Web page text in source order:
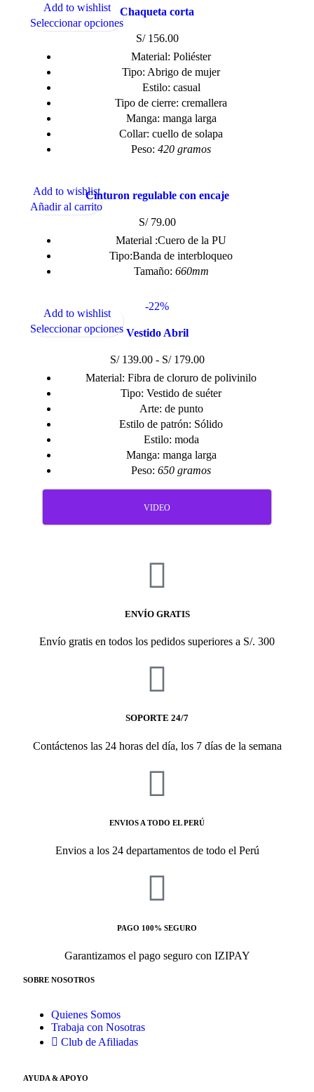
Chaqueta corta
S/156.00
Material: Poliéster
Tipo: Abrigo de mujer
Estilo: casual
Tipo de cierre: cremallera
Manga: manga larga
Collar: cuello de solapa
Peso: 420 gramos
Add to wishlist
Seleccionar opciones
Cinturon regulable con encaje
S/79.00
Material :Cuero de la PU
Tipo:Banda de interbloqueo
Tamaño: 660mm
Add to wishlist
Añadir al carrito
-22%
Vestido Abril
S/139.00 - S/179.00
Material: Fibra de cloruro de polivinilo
Tipo: Vestido de suéter
Arte: de punto
Estilo de patrón: Sólido
Estilo: moda
Manga: manga larga
Peso: 650 gramos
VIDEO
Add to wishlist
Seleccionar opciones
ENVÍO GRATIS
Envío gratis en todos los pedidos superiores a S/. 300
SOPORTE 24/7
Contáctenos las 24 horas del día, los 7 días de la semana
ENVIOS A TODO EL PERÚ
Envios a los 24 departamentos de todo el Perú
PAGO 100% SEGURO
Garantizamos el pago seguro con IZIPAY
SOBRE NOSOTROS
Quienes Somos
Trabaja con Nosotras
Club de Afiliadas
AYUDA & APOYO